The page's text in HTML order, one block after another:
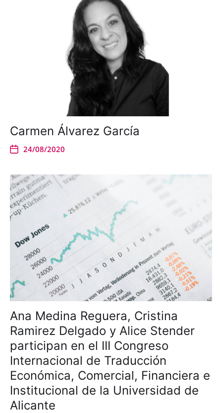
Carmen Álvarez García
24/08/2020
Ana Medina Reguera, Cristina
Ramirez Delgado y Alice Stender
participan en el III Congreso
Internacional de Traducción
Económica, Comercial, Financiera e
Institucional de la Universidad de
Alicante